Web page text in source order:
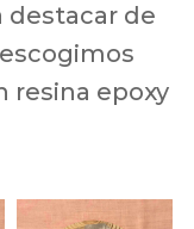
destacar de
resina epoxy